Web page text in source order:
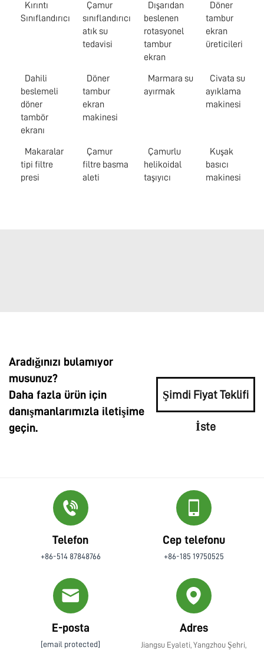
Kırıntı
Sınıflandırıcı
Çamur
sınıflandırıcı
atık su
tedavisi
Dışarıdan
beslenen
rotasyonel
tambur
ekran
Döner
tambur
ekran
üreticileri
Dahili
beslemeli
döner
tambör
ekranı
Döner
tambur
ekran
makinesi
Marmara su
ayırmak
Civata su
ayıklama
makinesi
Makaralar
tipi filtre
presi
Çamur
filtre basma
aleti
Çamurlu
helikoidal
taşıyıcı
Kuşak
basıcı
makinesi
Aradığınızı bulamıyor
musunuz?
Daha fazla ürün için
danışmanlarımızla iletişime
geçin.
Şimdi Fiyat Teklifi
İste
Telefon
+86-514 87848766
Cep telefonu
+86-185 19750525
E-posta
[email protected]
Adres
Jiangsu Eyaleti, Yangzhou Şehri,